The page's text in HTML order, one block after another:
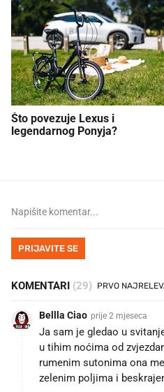
Što povezuje Lexus i
legendarnog Ponyja?
PRIJAVITE SE
KOMENTARI (29)
Bellla Ciao prije 2 mjeseca
Ja sam je gledao u
u tihim noćima od
rumenim sutonima ona
zelenim poljima i